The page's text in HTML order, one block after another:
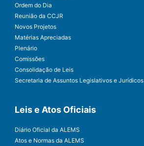
Ordem do Dia
Reunião da CCJR
Novos Projetos
Matérias Apreciadas
Plenário
Comissões
Consolidação de Leis
Secretaria de Assuntos Legislativos e Jurídicos
Leis e Atos Oficiais
Diário Oficial da ALEMS
Atos e Normas da ALEMS